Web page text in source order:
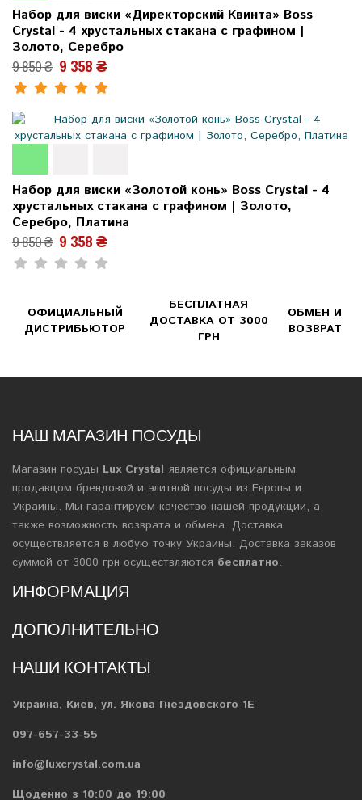
Набор для виски «Директорский Квинта» Boss
Crystal - 4 хрустальных стакана с графином |
Золото, Серебро
9 850 ₴ 9 358 ₴
Набор для виски «Золотой конь» Boss Crystal - 4
хрустальных стакана с графином | Золото,
Серебро, Платина
9 850 ₴ 9 358 ₴
ОФИЦИАЛЬНЫЙ
ДИСТРИБЬЮТОР
БЕСПЛАТНАЯ
ДОСТАВКА ОТ 3000
ГРН
ОБМЕН И
ВОЗВРАТ
НАШ МАГАЗИН ПОСУДЫ
Магазин посуды Lux Crystal является официальным
продавцом брендовой и элитной посуды из Европы и
Украины. Мы гарантируем качество нашей продукции, а
также возможность возврата и обмена. Доставка
осуществляется в любую точку Украины. Доставка заказов
суммой от 3000 грн осуществляются бесплатно.
ИНФОРМАЦИЯ
ДОПОЛНИТЕЛЬНО
НАШИ КОНТАКТЫ
Украина, Киев, ул. Якова Гнездовского 1Е
097-657-33-55
info@luxcrystal.com.ua
Щоденно з 10:00 до 19:00